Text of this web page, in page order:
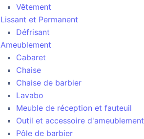
Vêtement
Lissant et Permanent
Défrisant
Ameublement
Cabaret
Chaise
Chaise de barbier
Lavabo
Meuble de réception et fauteuil
Outil et accessoire d'ameublement
Pôle de barbier